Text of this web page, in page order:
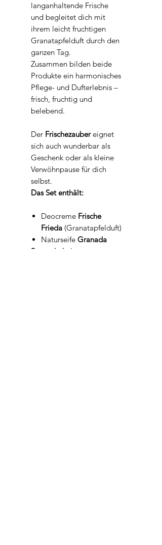
langanhaltende Frische
und begleitet dich mit
ihrem leicht fruchtigen
Granatapfelduft durch den
ganzen Tag.
Zusammen bilden beide
Produkte ein harmonisches
Pflege- und Dufterlebnis –
frisch, fruchtig und
belebend.
Der Frischezaubereignet
sich auch wunderbar als
Geschenk oder als kleine
Verwöhnpause für dich
selbst.
Das Set enthält:
Deocreme Frische
Frieda (Granatapfelduft)
Naturseife Granada
Besonderheiten: